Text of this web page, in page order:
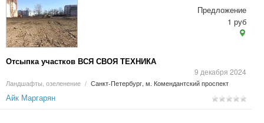
Отсыпка участков ВСЯ СВОЯ ТЕХНИКА
9 декабря 2024
Ландшафты, озеленение / Санкт-Петербург, м. Комендантский проспект
Предложение
1 руб
Айк Маргарян